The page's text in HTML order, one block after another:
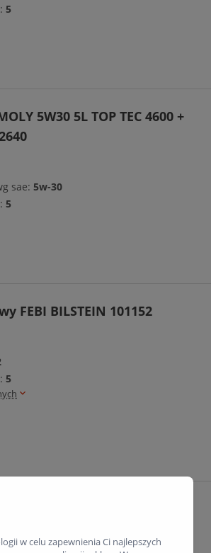
5
5W30 5L TOP TEC 4600 +
sae: 5w-30
5
FEBI BILSTEIN 101152
5
syntetyczny
w celu zapewnienia Ci najlepszych